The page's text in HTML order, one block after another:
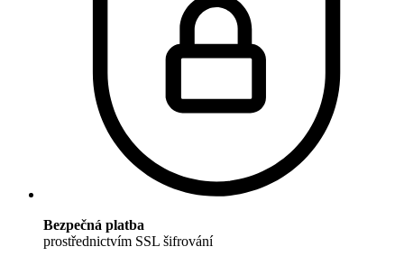
Bezpečná platba
prostřednictvím SSL šifrování